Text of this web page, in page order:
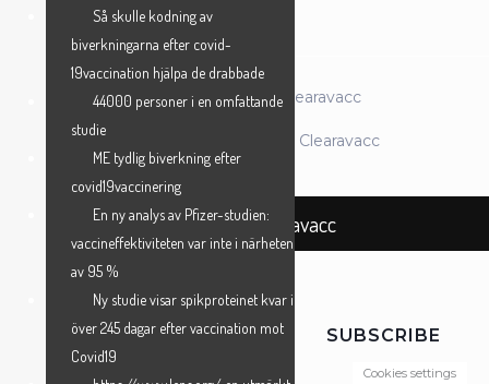
© 2026 Föreningen Clearavacc
Powered by Föreningen Clearavacc
Cookies settings
SUBSCRIBE
Föreningen Clearavacc
Så skulle kodning av
biverkningarna efter covid-
19vaccination hjälpa de drabbade
44000 personer i en omfattande
studie
ME tydlig biverkning efter
covid19vaccinering
En ny analys av Pfizer-studien:
vaccineffektiviteten var inte i närheten
av 95 %
Ny studie visar spikproteinet kvar i
över 245 dagar efter vaccination mot
Covid19